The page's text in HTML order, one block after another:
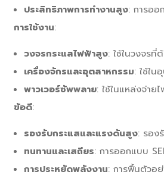
ประสิทธิภาพการทำงานสูง: การออ
การใช้งาน:
วงจรกระแสไฟฟ้าสูง: ใช้ในวงจรที่
เครื่องจักรและอุตสาหกรรม: ใช้ใน
พาวเวอร์ซัพพลาย: ใช้ในแหล่งจ่า
ข้อดี:
รองรับกระแสและแรงดันสูง: รอง
ทนทานและเสถียร: การออกแบบ
การประหยัดพลังงาน: การฟื้นตัวอ